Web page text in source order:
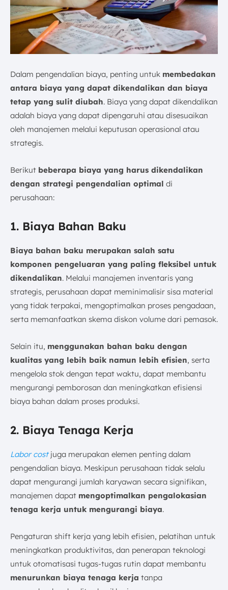
Dalam pengendalian biaya, penting untuk membedakan
antara biaya yang dapat dikendalikan dan biaya
tetap yang sulit diubah. Biaya yang dapat dikendalikan
adalah biaya yang dapat dipengaruhi atau disesuaikan
oleh manajemen melalui keputusan operasional atau
strategis.
Berikut beberapa biaya yang harus dikendalikan
dengan strategi pengendalian optimal di
perusahaan:
1. Biaya Bahan Baku
Biaya bahan baku merupakan salah satu
komponen pengeluaran yang paling fleksibel untuk
dikendalikan. Melalui manajemen inventaris yang
strategis, perusahaan dapat meminimalisir sisa material
yang tidak terpakai, mengoptimalkan proses pengadaan,
serta memanfaatkan skema diskon volume dari pemasok.
Selain itu, menggunakan bahan baku dengan
kualitas yang lebih baik namun lebih efisien, serta
mengelola stok dengan tepat waktu, dapat membantu
mengurangi pemborosan dan meningkatkan efisiensi
biaya bahan dalam proses produksi.
2. Biaya Tenaga Kerja
Labor costjuga merupakan elemen penting dalam
pengendalian biaya. Meskipun perusahaan tidak selalu
dapat mengurangi jumlah karyawan secara signifikan,
manajemen dapat mengoptimalkan pengalokasian
tenaga kerja untuk mengurangi biaya.
Pengaturan shift kerja yang lebih efisien, pelatihan untuk
meningkatkan produktivitas, dan penerapan teknologi
untuk otomatisasi tugas-tugas rutin dapat membantu
menurunkan biaya tenaga kerja tanpa